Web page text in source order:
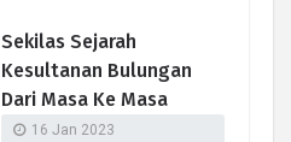
Sekilas Sejarah
Kesultanan Bulungan
Dari Masa Ke Masa
16 Jan 2023